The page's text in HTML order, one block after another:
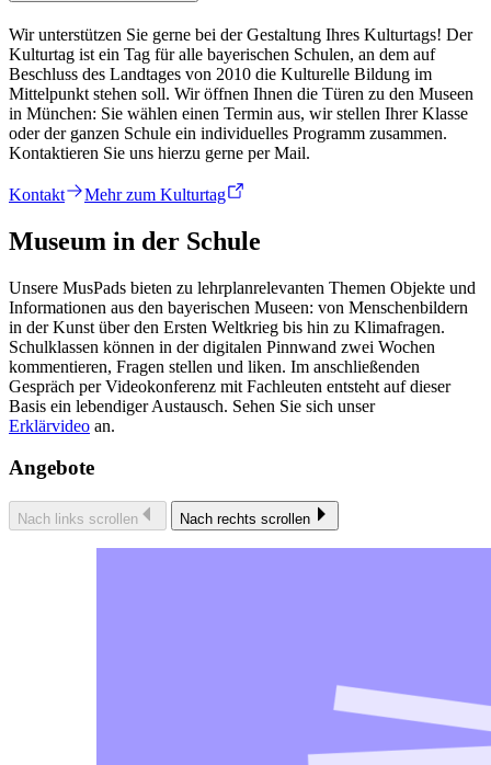
Wir unterstützen Sie gerne bei der Gestaltung Ihres Kulturtags! Der
Kulturtag ist ein Tag für alle bayerischen Schulen, an dem auf
Beschluss des Landtages von 2010 die Kulturelle Bildung im
Mittelpunkt stehen soll. Wir öffnen Ihnen die Türen zu den Museen
in München: Sie wählen einen Termin aus, wir stellen Ihrer Klasse
oder der ganzen Schule ein individuelles Programm zusammen.
Kontaktieren Sie uns hierzu gerne per Mail.
Kontakt Mehr zum Kulturtag
Museum in der Schule
Unsere MusPads bieten zu lehrplanrelevanten Themen Objekte und
Informationen aus den bayerischen Museen: von Menschenbildern
in der Kunst über den Ersten Weltkrieg bis hin zu Klimafragen.
Schulklassen können in der digitalen Pinnwand zwei Wochen
kommentieren, Fragen stellen und liken. Im anschließenden
Gespräch per Videokonferenz mit Fachleuten entsteht auf dieser
Basis ein lebendiger Austausch. Sehen Sie sich unser
Erklärvideo an.
Angebote
Nach links scrollen Nach rechts scrollen